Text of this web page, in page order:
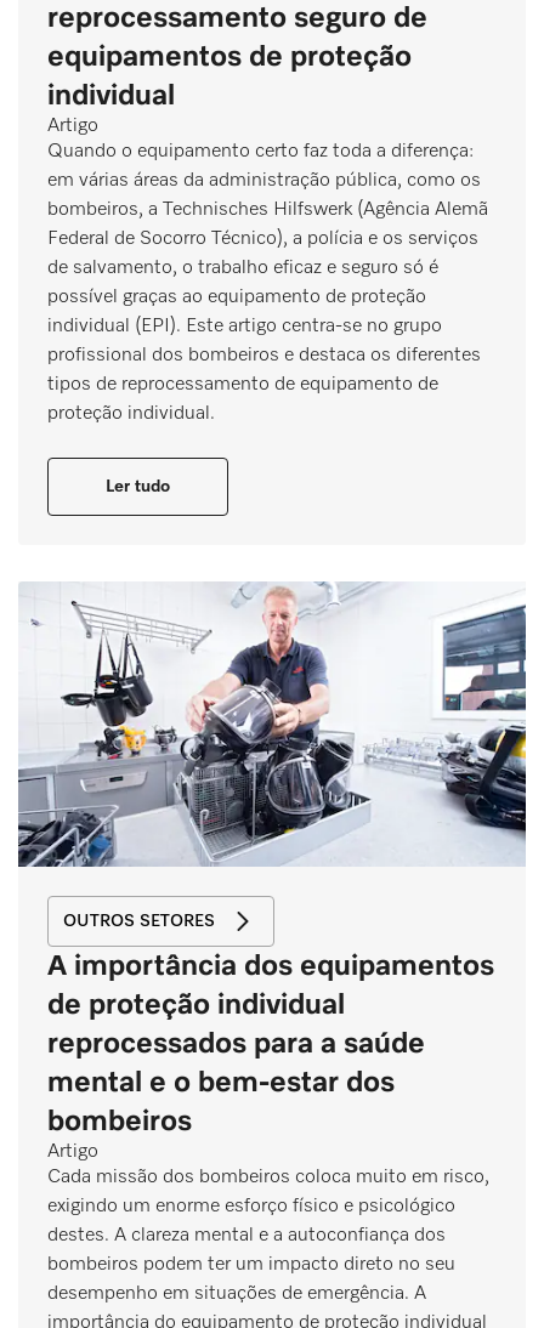
reprocessamento seguro de
equipamentos de proteção
individual
Artigo
Quando o equipamento certo faz toda a diferença:
em várias áreas da administração pública, como os
bombeiros, a Technisches Hilfswerk (Agência Alemã
Federal de Socorro Técnico), a polícia e os serviços
de salvamento, o trabalho eficaz e seguro só é
possível graças ao equipamento de proteção
individual (EPI). Este artigo centra-se no grupo
profissional dos bombeiros e destaca os diferentes
tipos de reprocessamento de equipamento de
proteção individual.
Ler tudo
OUTROS SETORES
A importância dos equipamentos
de proteção individual
reprocessados para a saúde
mental e o bem-estar dos
bombeiros
Artigo
Cada missão dos bombeiros coloca muito em risco,
exigindo um enorme esforço físico e psicológico
destes. A clareza mental e a autoconfiança dos
bombeiros podem ter um impacto direto no seu
desempenho em situações de emergência. A
importância do equipamento de proteção individual